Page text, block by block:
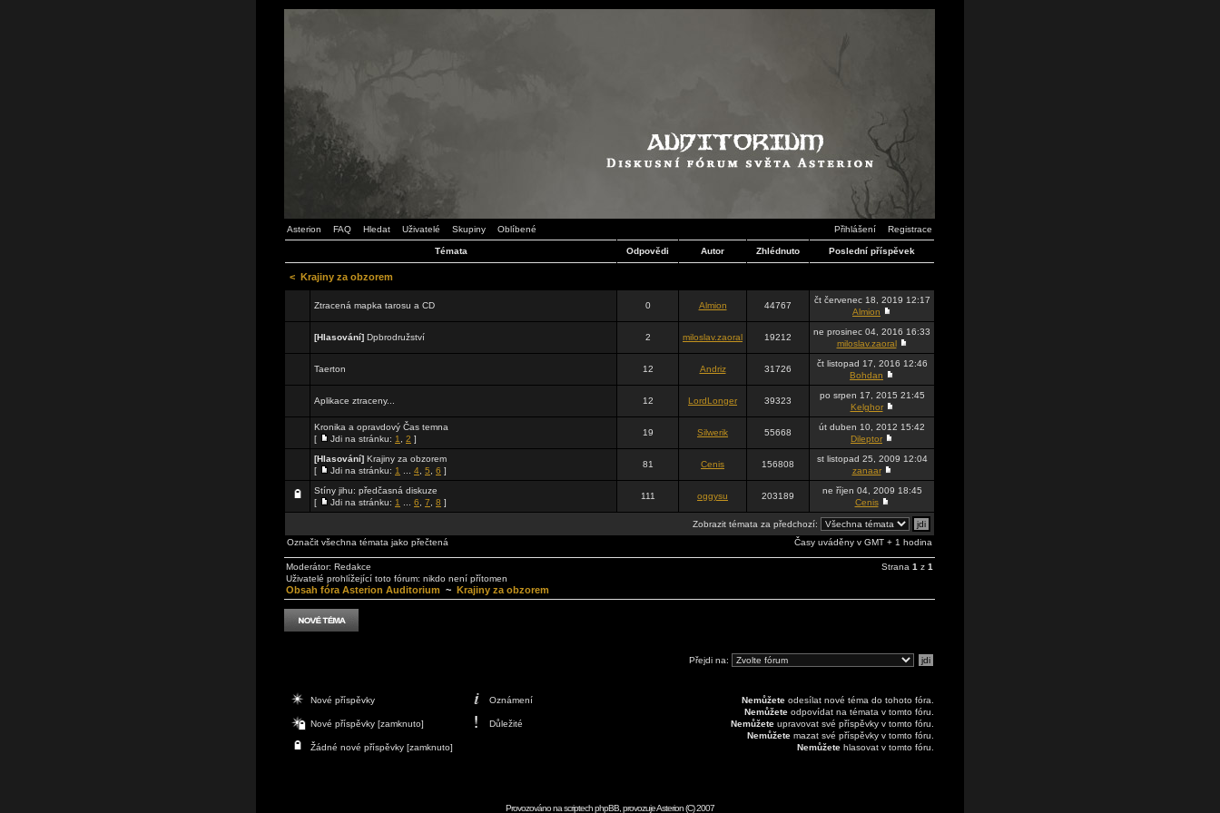
Asterion FAQ Hledat Uživatelé Skupiny Oblíbené Přihlášení Registrace
Témata Odpovědi Autor Zhlédnuto Poslední příspěvek
< Krajiny za obzorem
Ztracená mapka tarosu a CD 0 Almion 44767
čt červenec 18, 2019 12:17
Almion
[Hlasování] Dpbrodružství 2 miloslav.zaoral 19212
ne prosinec 04, 2016 16:33
miloslav.zaoral
Taerton 12 Andriz 31726
čt listopad 17, 2016 12:46
Bohdan
Aplikace ztraceny... 12 LordLonger 39323
po srpen 17, 2015 21:45
Kelghor
Kronika a opravdový Čas temna
[
Jdi na stránku: 1 2 ]
19 Silwerik 55668
út duben 10, 2012 15:42
Dileptor
[Hlasování] Krajiny za obzorem
[
Jdi na stránku: 1 4 5 6 ]
81 Cenis 156808
st listopad 25, 2009 12:04
zanaar
Stíny jihu: předčasná diskuze
[
Jdi na stránku: 1 6 7 8 ]
111 oggysu 203189
ne říjen 04, 2009 18:45
Cenis
Zobrazit témata za předchozí:
Označit všechna témata jako přečtená
Časy uváděny v GMT + 1 hodina
Moderátor: Redakce
Uživatelé prohlížející toto fórum: nikdo není přítomen
Strana 1 z 1
Obsah fóra Asterion Auditorium ~ Krajiny za obzorem
Přejdi na:
Nové příspěvky Oznámení
Nové příspěvky [zamknuto] Důležité
Žádné nové příspěvky [zamknuto]
Nemůžete odesílat nové téma do tohoto fóra.
Nemůžete odpovídat na témata v tomto fóru.
Nemůžete upravovat své příspěvky v tomto fóru.
Nemůžete mazat své příspěvky v tomto fóru.
Nemůžete hlasovat v tomto fóru.
Provozováno na scriptechphpBB, provozujeAsterion(C) 2007